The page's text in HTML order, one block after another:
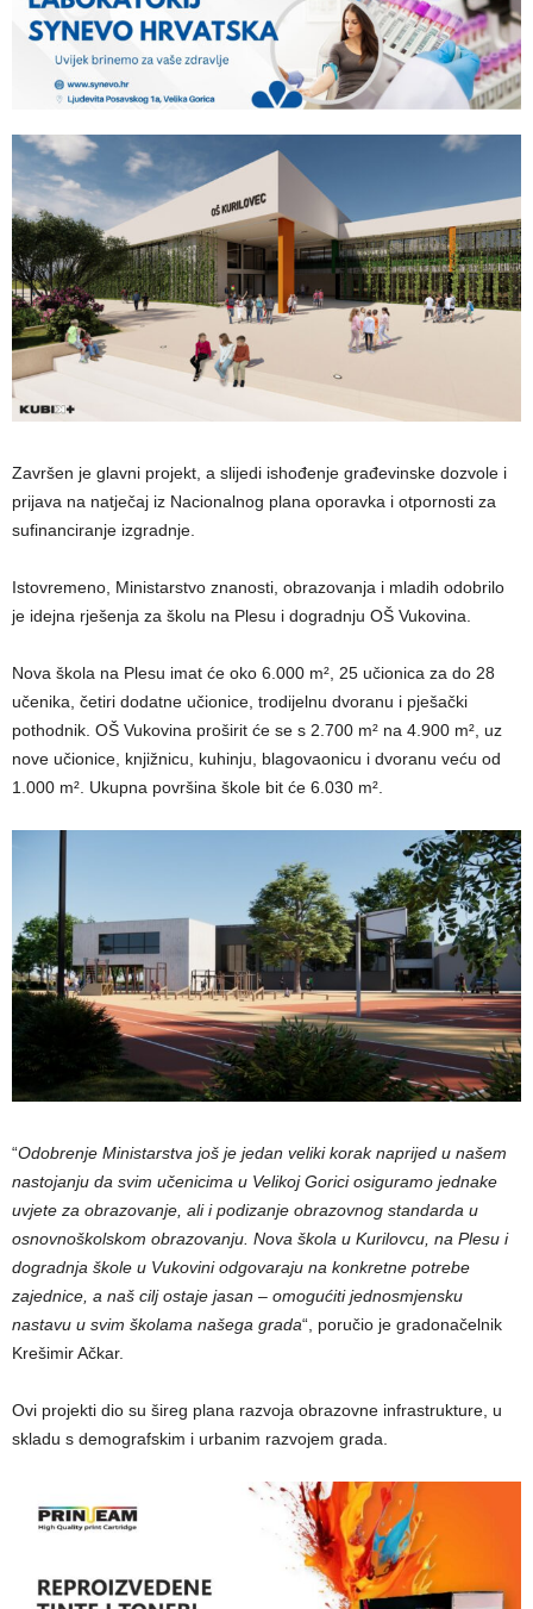
Završen je glavni projekt, a slijedi ishođenje građevinske dozvole i
prijava na natječaj iz Nacionalnog plana oporavka i otpornosti za
sufinanciranje izgradnje.
Istovremeno, Ministarstvo znanosti, obrazovanja i mladih odobrilo
je idejna rješenja za školu na Plesu i dogradnju OŠ Vukovina.
Nova škola na Plesu imat će oko 6.000 m², 25 učionica za do 28
učenika, četiri dodatne učionice, trodijelnu dvoranu i pješački
pothodnik. OŠ Vukovina proširit će se s 2.700 m² na 4.900 m², uz
nove učionice, knjižnicu, kuhinju, blagovaonicu i dvoranu veću od
1.000 m². Ukupna površina škole bit će 6.030 m².
“Odobrenje Ministarstva još je jedan veliki korak naprijed u našem
nastojanju da svim učenicima u Velikoj Gorici osiguramo jednake
uvjete za obrazovanje, ali i podizanje obrazovnog standarda u
osnovnoškolskom obrazovanju. Nova škola u Kurilovcu, na Plesu i
dogradnja škole u Vukovini odgovaraju na konkretne potrebe
zajednice, a naš cilj ostaje jasan – omogućiti jednosmjensku
nastavu u svim školama našega grada“, poručio je gradonačelnik
Krešimir Ačkar.
Ovi projekti dio su šireg plana razvoja obrazovne infrastrukture, u
skladu s demografskim i urbanim razvojem grada.